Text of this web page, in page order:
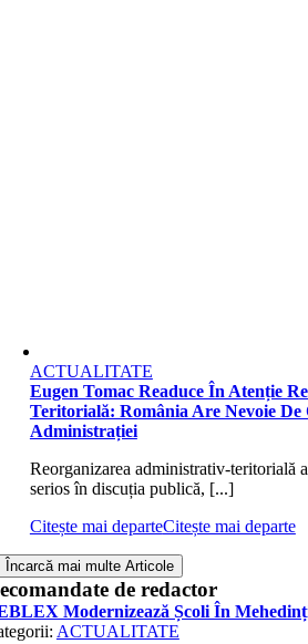
ACTUALITATE
Eugen Tomac Readuce În Atenție
Teritorială: România Are Nevoie De
Administrației
Reorganizarea administrativ-teritorială
serios în discuția publică, [...]
Citește mai departeCitește mai departe
Încarcă mai multe Articole
de redactor
Modernizează Școli În
ACTUALITATE